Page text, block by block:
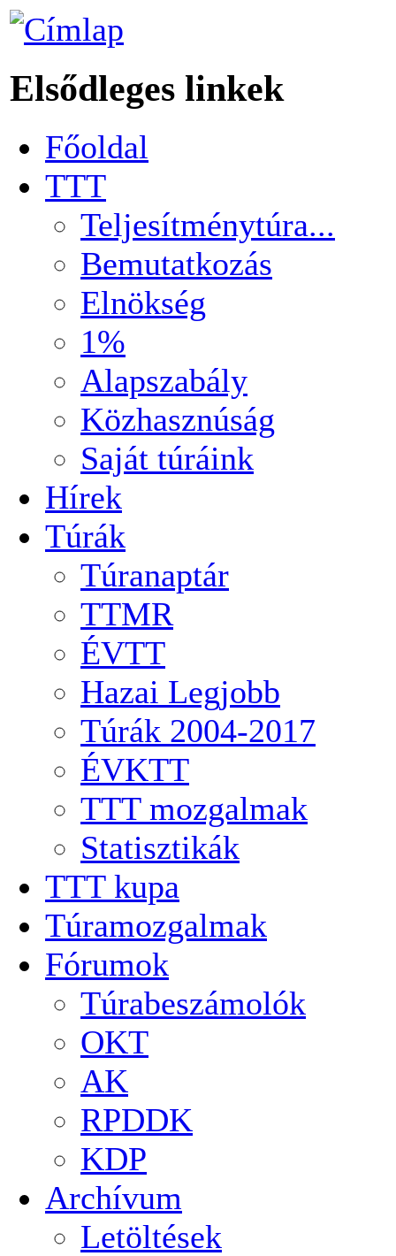
Elsődleges linkek
Főoldal
TTT
Teljesítménytúra...
Bemutatkozás
Elnökség
1%
Alapszabály
Közhasznúság
Saját túráink
Hírek
Túrák
Túranaptár
TTMR
ÉVTT
Hazai Legjobb
Túrák 2004-2017
ÉVKTT
TTT mozgalmak
Statisztikák
TTT kupa
Túramozgalmak
Fórumok
Túrabeszámolók
OKT
AK
RPDDK
KDP
Archívum
Letöltések